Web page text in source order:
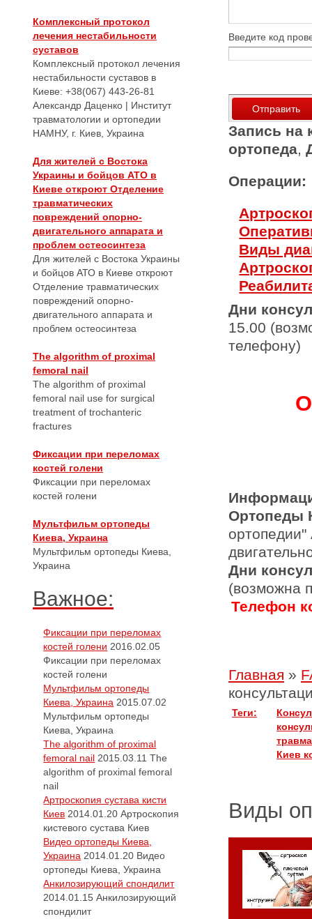
Комплексный протокол
лечения нестабильности
суставов
Комплексный протокол лечения
нестабильности суставов в
Киеве: +38(067) 443-26-81
Александр Даценко | Институт
травматологии и ортопедии
НАМНУ, г. Киев, Украина
Для жителей с Востока
Украины и бойцов АТО в
Киеве откроют Отделение
травматических
повреждений опорно-
двигательного аппарата и
проблем остеосинтеза
Для жителей с Востока Украины
и бойцов АТО в Киеве откроют
Отделение травматических
повреждений опорно-
двигательного аппарата и
проблем остеосинтеза
The algorithm of proximal
femoral nail
The algorithm of proximal
femoral nail use for surgical
treatment of trochanteric
fractures
Фиксации при переломах
костей голени
Фиксации при переломах
костей голени
Мультфильм ортопеды
Киева, Украина
Мультфильм ортопеды Киева,
Украина
Важное:
Фиксации при переломах
костей голени 2016.02.05
Фиксации при переломах
костей голени
Мультфильм ортопеды
Киева, Украина 2015.07.02
Мультфильм ортопеды
Киева, Украина
The algorithm of proximal
femoral nail 2015.03.11 The
algorithm of proximal femoral
nail
Артроскопия сустава кисти
Киев 2014.01.20 Артроскопия
кистевого сустава Киев
Видео ортопеды Киева,
Украина 2014.01.20 Видео
ортопеды Киева, Украина
Анкилозирующий спондилит
2014.01.15 Анкилозирующий
спондилит
Введите код
Запись на
ортопеда,
Операции:
Виды
Дни
15.00
телефону)
Ортопеды
Дни
(возможна
Телефон
Главная »
Теги:
Киев
Виды